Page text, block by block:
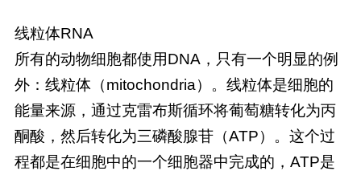
线粒体RNA
所有的动物细胞都使用DNA，只有一个明显的例
外：线粒体（mitochondria）。线粒体是细胞的
能量来源，通过克雷布斯循环将葡萄糖转化为丙
酮酸，然后转化为三磷酸腺苷（ATP）。这个过
程都是在细胞中的一个细胞器中完成的，ATP是